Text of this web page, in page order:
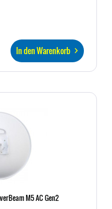
In den Warenkorb
M5 AC Gen2